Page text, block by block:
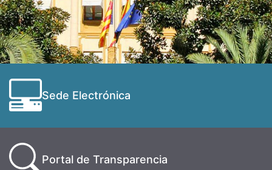
Sede Electrónica
Portal de Transparencia